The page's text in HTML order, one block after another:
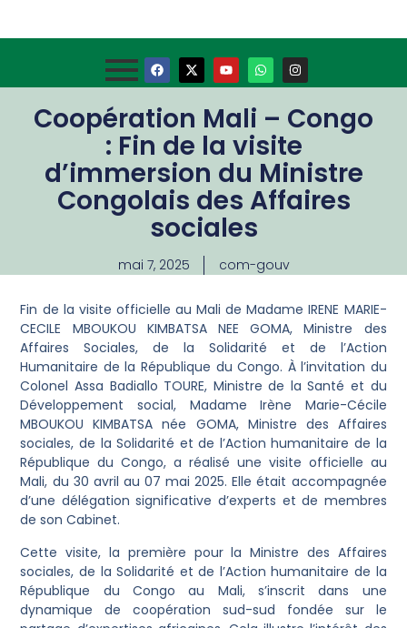
Coopération Mali – Congo
: Fin de la visite
d’immersion du Ministre
Congolais des Affaires
sociales
mai 7, 2025 com-gouv
Fin de la visite officielle au Mali de Madame IRENE MARIE-
CECILE MBOUKOU KIMBATSA NEE GOMA, Ministre des
Affaires Sociales, de la Solidarité et de l’Action
Humanitaire de la République du Congo. À l’invitation du
Colonel Assa Badiallo TOURE, Ministre de la Santé et du
Développement social, Madame Irène Marie-Cécile
MBOUKOU KIMBATSA née GOMA, Ministre des Affaires
sociales, de la Solidarité et de l’Action humanitaire de la
République du Congo, a réalisé une visite officielle au
Mali, du 30 avril au 07 mai 2025. Elle était accompagnée
d’une délégation significative d’experts et de membres
de son Cabinet.
Cette visite, la première pour la Ministre des Affaires
sociales, de la Solidarité et de l’Action humanitaire de la
République du Congo au Mali, s’inscrit dans une
dynamique de coopération sud-sud fondée sur le